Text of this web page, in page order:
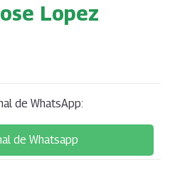
Lopez
de WhatsApp:
de Whatsapp